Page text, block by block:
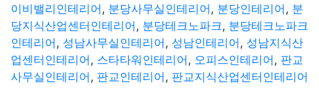
이비밸리인테리어, 분당사무실인테리어, 분당인테리어, 분
당지식산업센터인테리어, 분당테크노파크, 분당테크노파크
인테리어, 성남사무실인테리어, 성남인테리어, 성남지식산
업센터인테리어, 스타타워인테리어, 오피스인테리어, 판교
사무실인테리어, 판교인테리어, 판교지식산업센터인테리어